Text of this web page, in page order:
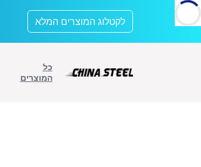
לתוכן
לקטלוג המוצרים המלא
כל
המוצרים